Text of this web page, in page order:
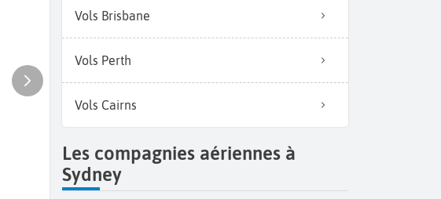
Vols Brisbane
Vols Perth
Vols Cairns
Les compagnies aériennes à
Sydney